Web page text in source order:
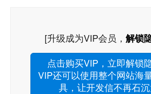
[升级成为VIP会员， 解锁
点击购买VIP，立即解锁
VIP还可以使用整个网站海
具，让开发信不再石